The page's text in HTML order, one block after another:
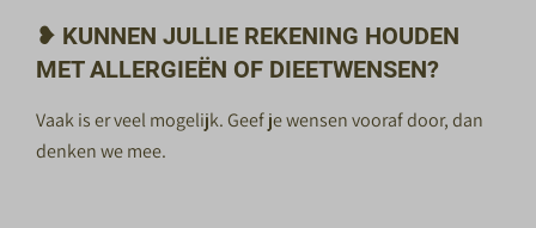
❥ KUNNEN JULLIE REKENING HOUDEN
MET ALLERGIEËN OF DIEETWENSEN?
Vaak is er veel mogelijk. Geef je wensen vooraf door, dan
denken we mee.